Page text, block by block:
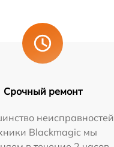
Срочный ремонт
неисправностей
Blackmagic мы